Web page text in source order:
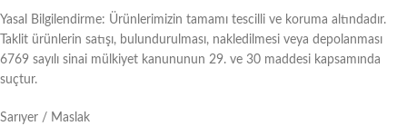
Yasal Bilgilendirme: Ürünlerimizin tamamı tescilli ve koruma altındadır.
Taklit ürünlerin satışı, bulundurulması, nakledilmesi veya depolanması
6769 sayılı sinai mülkiyet kanununun 29. ve 30 maddesi kapsamında
suçtur.
Sarıyer / Maslak